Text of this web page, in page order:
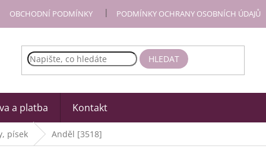
OBCHODNÍ PODMÍNKY PODMÍNKY OCHRANY OSOBNÍCH ÚDAJŮ
HLEDAT
a platba Kontakt
písek Anděl [3518]